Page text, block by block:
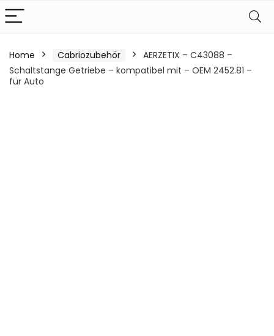
Home Cabriozubehör
AERZETIX – C43088 –
Schaltstange Getriebe – kompatibel mit – OEM 2452.81 –
für Auto